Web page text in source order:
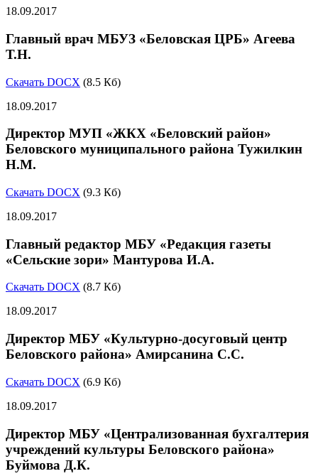
18.09.2017
Главный врач МБУЗ «Беловская ЦРБ» Агеева
Т.Н.
Скачать DOCX (8.5 Кб)
18.09.2017
Директор МУП «ЖКХ «Беловский район»
Беловского муниципального района Тужилкин
Н.М.
Скачать DOCX (9.3 Кб)
18.09.2017
Главный редактор МБУ «Редакция газеты
«Сельские зори» Мантурова И.А.
Скачать DOCX (8.7 Кб)
18.09.2017
Директор МБУ «Культурно-досуговый центр
Беловского района» Амирсанина С.С.
Скачать DOCX (6.9 Кб)
18.09.2017
Директор МБУ «Централизованная бухгалтерия
учреждений культуры Беловского района»
Буймова Д.К.